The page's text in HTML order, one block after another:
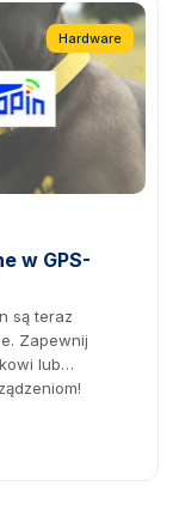
w GPS-
są teraz
Zapewnij
lub
Hardware